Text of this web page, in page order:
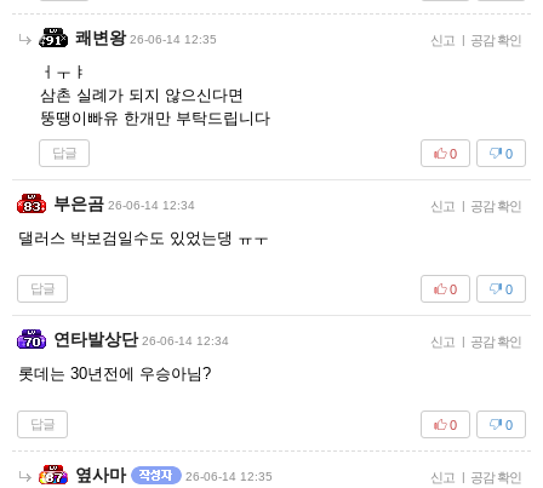
쾌변왕 26-06-14 12:35 신고 | 공감 확인
ㅓㅜㅑ
삼촌 실례가 되지 않으신다면
뚱땡이빠유 한개만 부탁드립니다
답글 0
0
부은곰 26-06-14 12:34 신고 | 공감 확인
댈러스 박보검일수도 있었는댕 ㅠㅜ
답글 0
0
연타발상단 26-06-14 12:34 신고 | 공감 확인
롯데는 30년전에 우승아님?
답글 0
0
옆사마 26-06-14 12:35 신고 | 공감 확인